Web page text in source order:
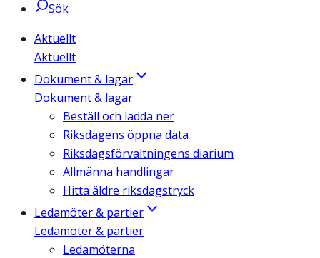
Sök
Aktuellt
Aktuellt
Dokument & lagar
Dokument & lagar
Beställ och ladda ner
Riksdagens öppna data
Riksdagsförvaltningens diarium
Allmänna handlingar
Hitta äldre riksdagstryck
Ledamöter & partier
Ledamöter & partier
Ledamöterna